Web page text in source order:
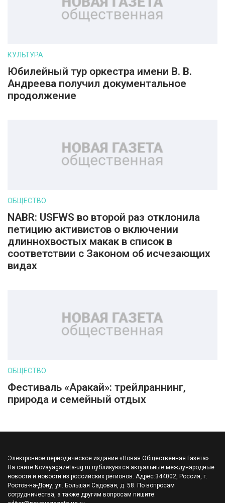
КУЛЬТУРА
Юбилейный тур оркестра имени В. В.
Андреева получил документальное
продолжение
ОБЩЕСТВО
NABR: USFWS во второй раз отклонила
петицию активистов о включении
длиннохвостых макак в список в
соответствии с Законом об исчезающих
видах
ОБЩЕСТВО
Фестиваль «Аракай»: трейлраннинг,
природа и семейный отдых
Электронное периодическое издание «Новая Общественная Газета».
На сайте Novayagazeta-ug.ru публикуются актуальные международные
новости и новости из российских регионов. Адрес:344002, Россия, г.
Ростов-на-Дону, ул. Большая Садовая, д. 58. По вопросам
сотрудничества, а также другим вопросам пишите: